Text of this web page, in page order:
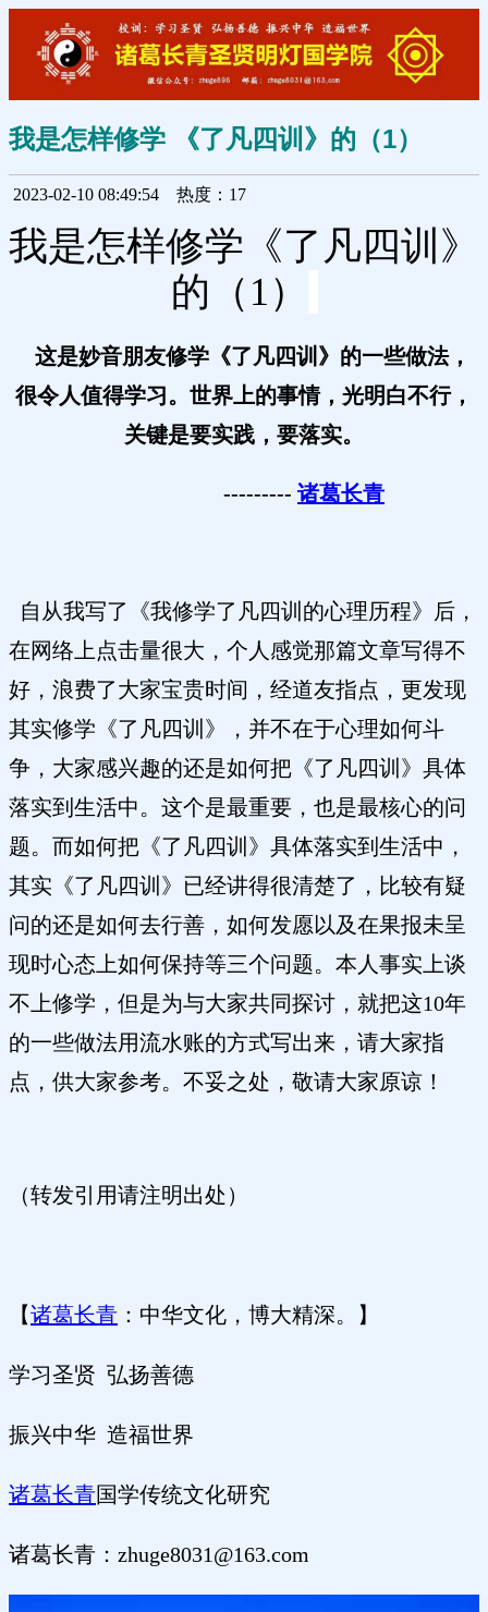
我是怎样修学 《了凡四训》的（1）
2023-02-10 08:49:54 热度：17
我是怎样修学《了凡四训》
的（1）
这是妙音朋友修学《了凡四训》的一些做法，
很令人值得学习。世界上的事情，光明白不行，
关键是要实践，要落实。
--------- 诸葛长青
自从我写了《我修学了凡四训的心理历程》后，
在网络上点击量很大，个人感觉那篇文章写得不
好，浪费了大家宝贵时间，经道友指点，更发现
其实修学《了凡四训》，并不在于心理如何斗
争，大家感兴趣的还是如何把《了凡四训》具体
落实到生活中。这个是最重要，也是最核心的问
题。而如何把《了凡四训》具体落实到生活中，
其实《了凡四训》已经讲得很清楚了，比较有疑
问的还是如何去行善，如何发愿以及在果报未呈
现时心态上如何保持等三个问题。本人事实上谈
不上修学，但是为与大家共同探讨，就把这10年
的一些做法用流水账的方式写出来，请大家指
点，供大家参考。不妥之处，敬请大家原谅！
（转发引用请注明出处）
【诸葛长青 ：中华文化，博大精深。】
学习圣贤 弘扬善德
振兴中华 造福世界
诸葛长青国学传统文化研究
诸葛长青： zhuge8031@163.com